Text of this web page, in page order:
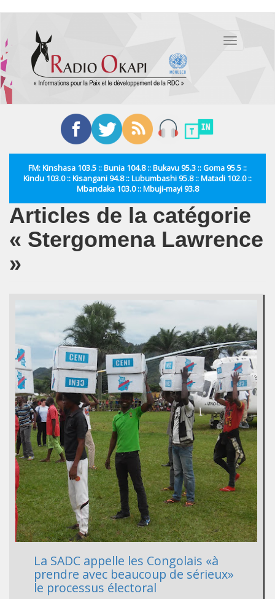
contenu
principal
Toggle
FM: Kinshasa 103.5 :: Bunia 104.8 :: Bukavu 95.3 :: Goma 95.5 ::
Kindu 103.0 :: Kisangani 94.8 :: Lubumbashi 95.8 :: Matadi 102.0 ::
Mbandaka 103.0 :: Mbuji-mayi 93.8
Articles de la catégorie
« Stergomena Lawrence
»
La SADC appelle les Congolais «à
prendre avec beaucoup de sérieux»
le processus électoral